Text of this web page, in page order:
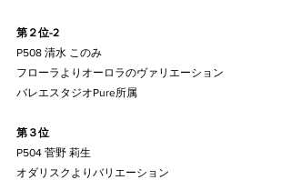
第２位-2
P508 清水 このみ
フローラよりオーロラのヴァリエーション
バレエスタジオPure所属
第３位
P504 菅野 莉生
オダリスクよりバリエーション